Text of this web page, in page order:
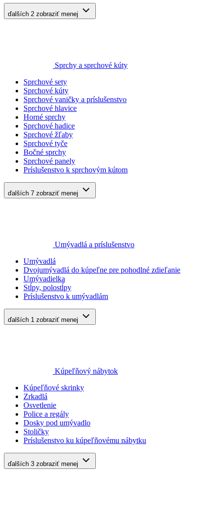
ďalších 2 zobraziť menej
Sprchy a sprchové kúty
Sprchové sety
Sprchové kúty
Sprchové vaničky a príslušenstvo
Sprchové hlavice
Horné sprchy
Sprchové hadice
Sprchové žľaby
Sprchové tyče
Bočné sprchy
Sprchové panely
Príslušenstvo k sprchovým kútom
ďalších 7 zobraziť menej
Umývadlá a príslušenstvo
Umývadlá
Dvojumývadlá do kúpeľne pre pohodlné zdieľanie
Umývadielka
Stĺpy, polostĺpy
Príslušenstvo k umývadlám
ďalších 1 zobraziť menej
Kúpeľňový nábytok
Kúpeľňové skrinky
Zrkadlá
Osvetlenie
Police a regály
Dosky pod umývadlo
Stoličky
Príslušenstvo ku kúpeľňovému nábytku
ďalších 3 zobraziť menej